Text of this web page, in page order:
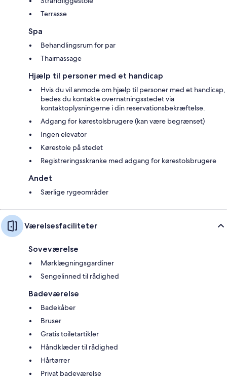
Terrasse
Spa
Behandlingsrum for par
Thaimassage
Hjælp til personer med et handicap
Hvis du vil anmode om hjælp til personer med et handicap,
bedes du kontakte overnatningsstedet via
kontaktoplysningerne i din reservationsbekræftelse.
Adgang for kørestolsbrugere (kan være begrænset)
Ingen elevator
Kørestole på stedet
Registreringsskranke med adgang for kørestolsbrugere
Andet
Særlige rygeområder
Værelsesfaciliteter
Soveværelse
Mørklægningsgardiner
Sengelinned til rådighed
Badeværelse
Badekåber
Bruser
Gratis toiletartikler
Håndklæder til rådighed
Hårtørrer
Privat badeværelse